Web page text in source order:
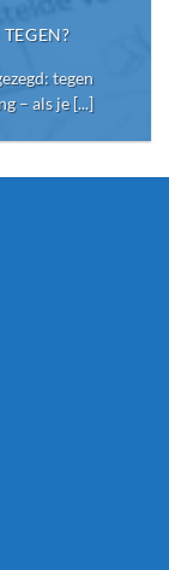
tegen
– als je [...]